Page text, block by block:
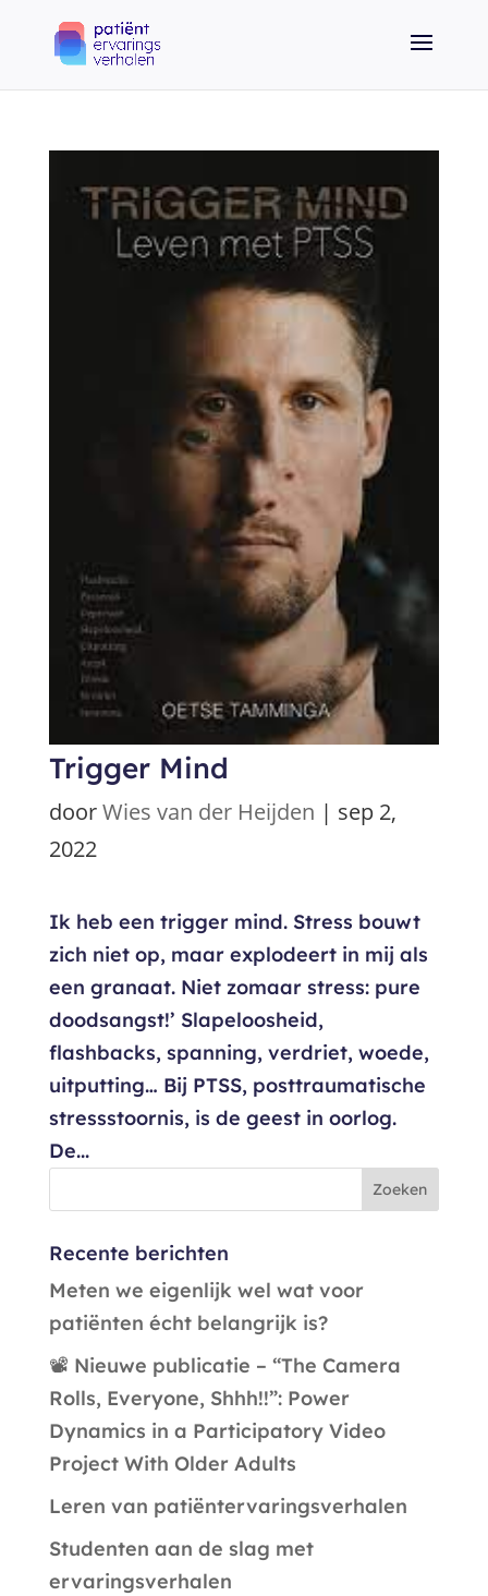
Trigger Mind
doorWies van der Heijden | sep 2,
2022
Ik heb een trigger mind. Stress bouwt
zich niet op, maar explodeert in mij als
een granaat. Niet zomaar stress: pure
doodsangst!’ Slapeloosheid,
flashbacks, spanning, verdriet, woede,
uitputting… Bij PTSS, posttraumatische
stressstoornis, is de geest in oorlog.
De...
Recente berichten
Meten we eigenlijk wel wat voor
patiënten écht belangrijk is?
📽️ Nieuwe publicatie – “The Camera
Rolls, Everyone, Shhh!!”: Power
Dynamics in a Participatory Video
Project With Older Adults
Leren van patiëntervaringsverhalen
Studenten aan de slag met
ervaringsverhalen